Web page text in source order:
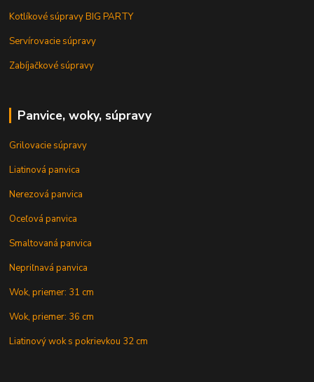
Kotlíkové súpravy BIG PARTY
Servírovacie súpravy
Zabíjačkové súpravy
Panvice, woky, súpravy
Grilovacie súpravy
Liatinová panvica
Nerezová panvica
Oceľová panvica
Smaltovaná panvica
Nepriľnavá panvica
Wok, priemer: 31 cm
Wok, priemer: 36 cm
Liatinový wok s pokrievkou 32 cm